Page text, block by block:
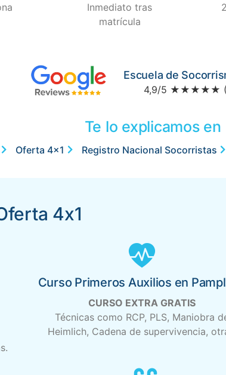
Inmediato tras
matrícula
Escuela de
4,9/5 ★★★★★
Te lo explicamos en
Oferta 4x1 Registro Nacional Socorristas
4x1
Curso Primeros Auxilios en
CURSO EXTRA GRATIS
Técnicas como RCP, PLS, Maniobra
Heimlich, Cadena de supervivencia,